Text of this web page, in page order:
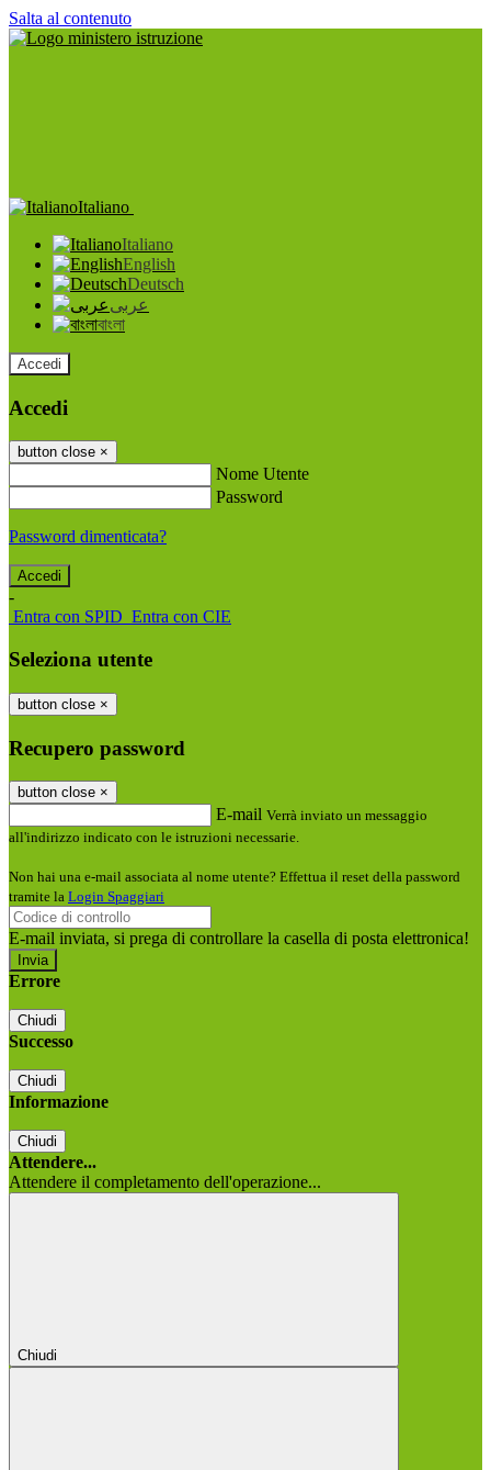
Salta al contenuto
Italiano
Italiano
English
Deutsch
عربى
বাংলা
Accedi
Accedi
button close ×
Nome Utente
Password
Password dimenticata?
-
Entra con SPID Entra con CIE
Seleziona utente
button close ×
Recupero password
button close ×
E-mail Verrà inviato un messaggio
all'indirizzo indicato con le istruzioni necessarie.
Non hai una e-mail associata al nome utente? Effettua il reset della password
tramite la Login Spaggiari
E-mail inviata, si prega di controllare la casella di posta elettronica!
Errore
Chiudi
Successo
Chiudi
Informazione
Chiudi
Attendere...
Attendere il completamento dell'operazione...
Chiudi